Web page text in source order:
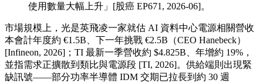
使用數量大幅上升」[股癌 EP671, 2026-06]。
市場規模上，光是英飛凌一家就估 AI 資料中心電源相關營收
本會計年度約 €1.5B、下一年挑戰 €2.5B（CEO Hanebeck）
[Infineon, 2026]；TI 最新一季營收約 $4.825B、年增約 19%，
並指需求正擴散到類比與電源段 [TI, 2026]。供給端則出現緊
缺訊號——部分功率半導體 IDM 交期已拉長到約 30 週